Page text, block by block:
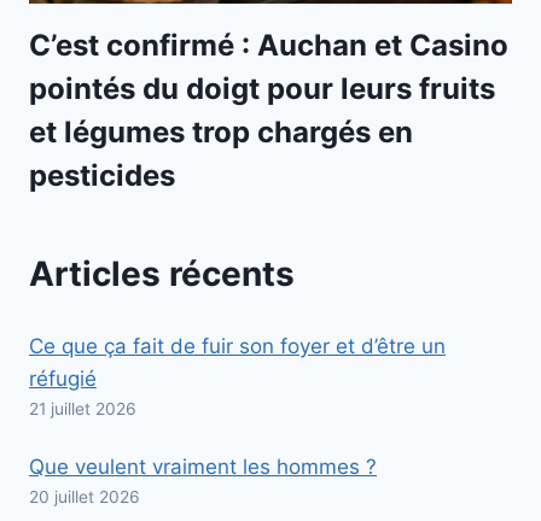
C’est confirmé : Auchan et Casino
pointés du doigt pour leurs fruits
et légumes trop chargés en
pesticides
Articles récents
Ce que ça fait de fuir son foyer et d’être un
réfugié
21 juillet 2026
Que veulent vraiment les hommes ?
20 juillet 2026